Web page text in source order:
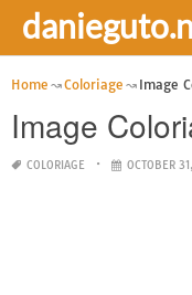
Home Coloriage Image
Image
COLORIAGE OCTOBER